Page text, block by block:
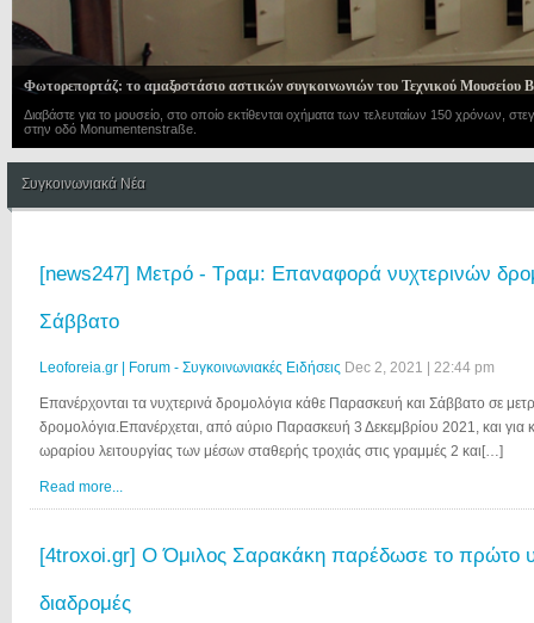
Φωτορεπορτάζ: το αμαξοστάσιο αστικών συγκοινωνιών του Τεχνικού Μουσείου
Διαβάστε για το μουσείο, στο οποίο εκτίθενται οχήματα των τελευταίων 150
στην οδό Monumentenstraße.
Συγκοινωνιακά Νέα
[news247] Μετρό - Τραμ: Επαναφορά νυχτερινών
Σάββατο
Leoforeia.gr | Forum - Συγκοινωνιακές Ειδήσεις Dec 2, 2021 | 22:44 pm
Επανέρχονται τα νυχτερινά δρομολόγια κάθε Παρασκευή και Σάββατο σε
δρομολόγια.Επανέρχεται, από αύριο Παρασκευή 3 Δεκεμβρίου 2021, και
ωραρίου λειτουργίας των μέσων σταθερής τροχιάς στις γραμμές 2 και[…]
Read more...
[4troxoi.gr] Ο Όμιλος Σαρακάκη παρέδωσε το πρώτο
διαδρομές